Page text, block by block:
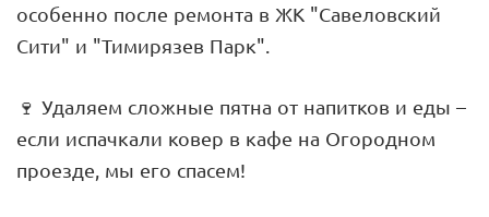
особенно после ремонта в ЖК "Савеловский
Сити" и "Тимирязев Парк".
🍷 Удаляем сложные пятна от напитков и еды –
если испачкали ковер в кафе на Огородном
проезде, мы его спасем!